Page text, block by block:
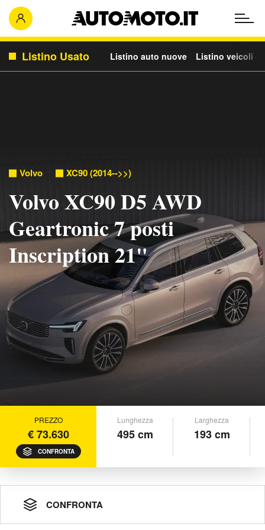
Listino Usato Listino auto nuove Listino veicoli
Volvo XC90 (2014-->>)
Volvo XC90 D5 AWD
Geartronic 7 posti
Inscription 21"
PREZZO
€ 73.630
CONFRONTA
Lunghezza
495 cm
Larghezza
193 cm
CONFRONTA